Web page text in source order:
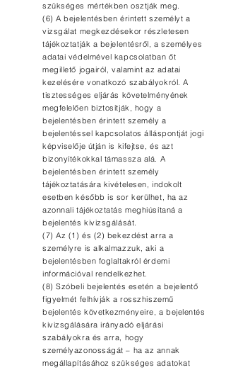
szükséges mértékben osztják meg.
(6) A bejelentésben érintett személyt a
vizsgálat megkezdésekor részletesen
tájékoztatják a bejelentésről, a személyes
adatai védelmével kapcsolatban őt
megillető jogairól, valamint az adatai
kezelésére vonatkozó szabályokról. A
tisztességes eljárás követelményének
megfelelően biztosítják, hogy a
bejelentésben érintett személy a
bejelentéssel kapcsolatos álláspontját jogi
képviselője útján is kifejtse, és azt
bizonyítékokkal támassza alá. A
bejelentésben érintett személy
tájékoztatására kivételesen, indokolt
esetben később is sor kerülhet, ha az
azonnali tájékoztatás meghiúsítaná a
bejelentés kivizsgálását.
(7) Az (1) és (2) bekezdést arra a
személyre is alkalmazzuk, aki a
bejelentésben foglaltakról érdemi
információval rendelkezhet.
(8) Szóbeli bejelentés esetén a bejelentő
figyelmét felhívják a rosszhiszemű
bejelentés következményeire, a bejelentés
kivizsgálására irányadó eljárási
szabályokra és arra, hogy
személyazonosságát – ha az annak
megállapításához szükséges adatokat